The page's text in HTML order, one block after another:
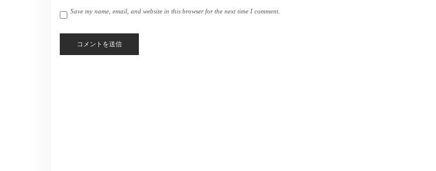
Save my name, email, and website in this browser for the next time I comment.